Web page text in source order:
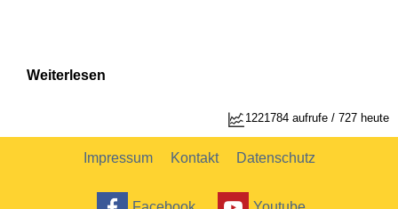
Weiterlesen
1221784 aufrufe / 727 heute
Impressum Kontakt Datenschutz